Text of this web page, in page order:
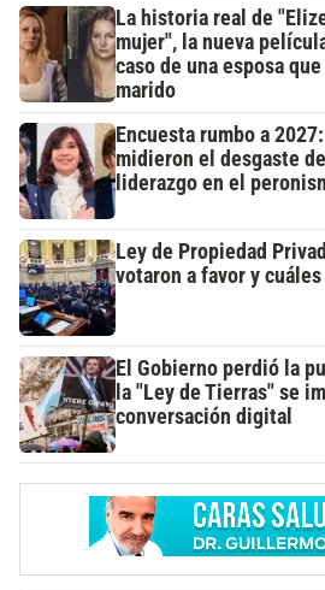
La historia real de
mujer", la nueva
caso de una esposa
marido
Encuesta rumbo a
midieron el desgaste
liderazgo en el
Ley de Propiedad
votaron a favor y
El Gobierno perdió la
la "Ley de Tierras" se
conversación digital